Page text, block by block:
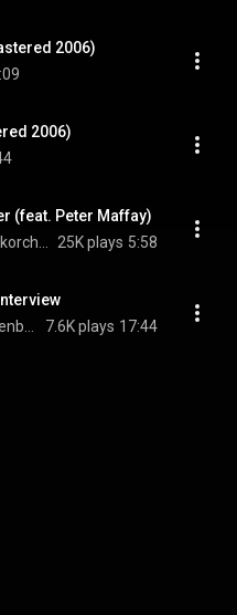
2006)
2006)
(feat. Peter Maffay)
25K plays 5:58
7.6K plays 17:44